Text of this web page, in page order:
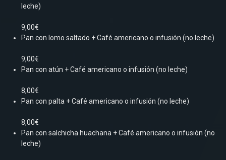
leche)
9,00€
Pan con lomo saltado + Café americano o infusión (no leche)
9,00€
Pan con atún + Café americano o infusión (no leche)
8,00€
Pan con palta + Café americano o infusión (no leche)
8,00€
Pan con salchicha huachana + Café americano o infusión (no
leche)